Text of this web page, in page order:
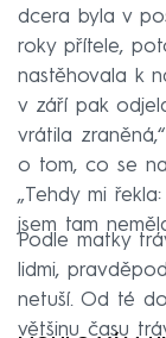
dcera byla v
roky přítele,
nastěhovala k
v září pak
vrátila
o tom, co se
„Tehdy mi
jsem tam
Podle matky
lidmi,
netuší. Od té
většinu času